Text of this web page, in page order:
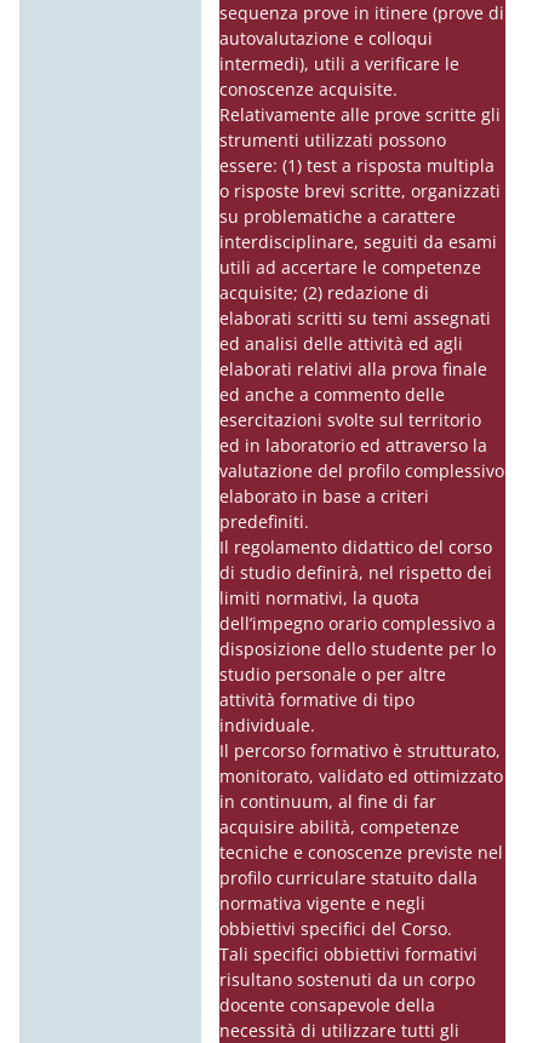
sequenza prove in itinere (prove di
autovalutazione e colloqui
intermedi), utili a verificare le
conoscenze acquisite.
Relativamente alle prove scritte gli
strumenti utilizzati possono
essere: (1) test a risposta multipla
o risposte brevi scritte, organizzati
su problematiche a carattere
interdisciplinare, seguiti da esami
utili ad accertare le competenze
acquisite; (2) redazione di
elaborati scritti su temi assegnati
ed analisi delle attività ed agli
elaborati relativi alla prova finale
ed anche a commento delle
esercitazioni svolte sul territorio
ed in laboratorio ed attraverso la
valutazione del profilo complessivo
elaborato in base a criteri
predefiniti.
Il regolamento didattico del corso
di studio definirà, nel rispetto dei
limiti normativi, la quota
dell’impegno orario complessivo a
disposizione dello studente per lo
studio personale o per altre
attività formative di tipo
individuale.
Il percorso formativo è strutturato,
monitorato, validato ed ottimizzato
in continuum, al fine di far
acquisire abilità, competenze
tecniche e conoscenze previste nel
profilo curriculare statuito dalla
normativa vigente e negli
obbiettivi specifici del Corso.
Tali specifici obbiettivi formativi
risultano sostenuti da un corpo
docente consapevole della
necessità di utilizzare tutti gli